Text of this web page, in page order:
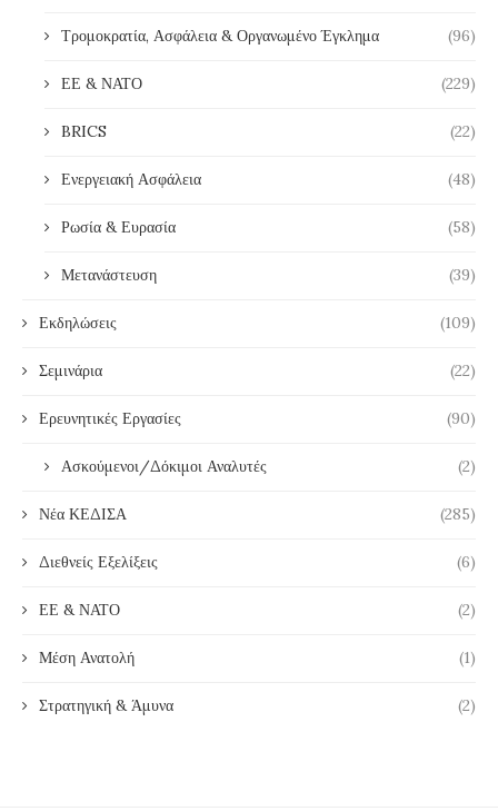
Τρομοκρατία, Ασφάλεια & Οργανωμένο Έγκλημα (96)
ΕΕ & ΝΑΤΟ (229)
BRICS (22)
Ενεργειακή Ασφάλεια (48)
Ρωσία & Ευρασία (58)
Μετανάστευση (39)
Εκδηλώσεις (109)
Σεμινάρια (22)
Ερευνητικές Εργασίες (90)
Ασκούμενοι/Δόκιμοι Αναλυτές (2)
Νέα ΚΕΔΙΣΑ (285)
Διεθνείς Εξελίξεις (6)
ΕΕ & ΝΑΤΟ (2)
Μέση Ανατολή (1)
Στρατηγική & Άμυνα (2)